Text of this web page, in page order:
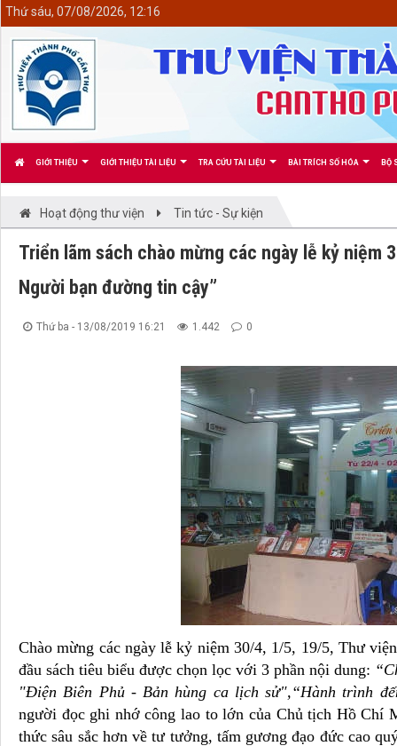
GIỚI THIỆU GIỚI THIỆU TÀI LIỆU TRA CỨU TÀI LIỆU BÀI TRÍCH SỐ HÓA BỘ
Thứ sáu, 07/08/2026, 12:16
Hoạt động thư viện Tin tức - Sự kiện
Triển lãm sách chào mừng các ngày lễ kỷ niệm
Người bạn đường tin cậy”
Thứ ba - 13/08/2019 16:21 1.442 0
Chào mừng các ngày lễ kỷ niệm 30/4, 1/5, 19/5, Thư
đầu sách tiêu biểu được chọn lọc với 3 phần nội dung:
"Điện Biên Phủ - Bản hùng ca lịch sử",“Hành trình
người đọc ghi nhớ công lao to lớn của Chủ tịch Hồ Chí
thức sâu sắc hơn về tư tưởng, tấm gương đạo đức cao
<